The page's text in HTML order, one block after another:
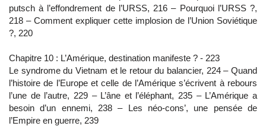
putsch à l’effondrement de l’URSS, 216 – Pourquoi l’URSS ?,
218 – Comment expliquer cette implosion de l’Union Soviétique
?, 220
Chapitre 10 : L’Amérique, destination manifeste ? - 223
Le syndrome du Vietnam et le retour du balancier, 224 – Quand
l’histoire de l’Europe et celle de l’Amérique s’écrivent à rebours
l’une de l’autre, 229 – L’âne et l’éléphant, 235 – L’Amérique a
besoin d’un ennemi, 238 – Les néo-cons’, une pensée de
l’Empire en guerre, 239